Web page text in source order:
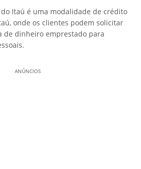
do Itaú é uma modalidade de crédito
onde os clientes podem solicitar
de dinheiro emprestado para
ANÚNCIOS